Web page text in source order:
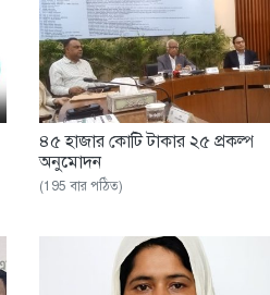
৪৫ হাজার কোটি টাকার ২৫ প্রকল্প
অনুমোদন
(195 বার পঠিত)